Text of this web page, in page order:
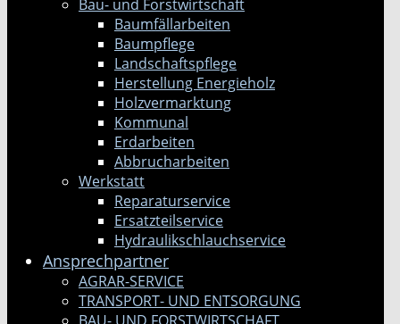
Bau- und Forstwirtschaft
Baumfällarbeiten
Baumpflege
Landschaftspflege
Herstellung Energieholz
Holzvermarktung
Kommunal
Erdarbeiten
Abbrucharbeiten
Werkstatt
Reparaturservice
Ersatzteilservice
Hydraulikschlauchservice
Ansprechpartner
AGRAR-SERVICE
TRANSPORT- UND ENTSORGUNG